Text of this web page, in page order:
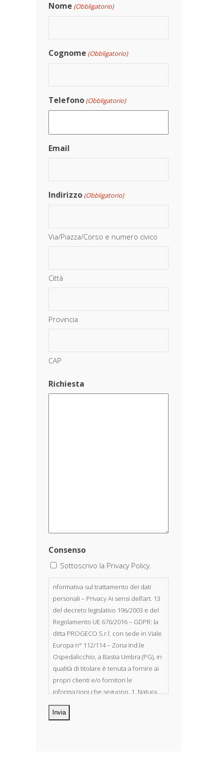
Nome (Obbligatorio)
Cognome (Obbligatorio)
Telefono (Obbligatorio)
Email
Indirizzo (Obbligatorio)
Via/Piazza/Corso e numero civico
Città
Provincia
CAP
Richiesta
Consenso
Sottoscrivo la Privacy Policy.
nformativa sul trattamento dei dati
personali – Privacy Ai sensi dell’art. 13
del decreto legislativo 196/2003 e del
Regolamento UE 676/2016 – GDPR: la
ditta PROGECO S.r.l. con sede in Viale
Europa n° 112/114 – Zona Ind.le
Ospedalicchio, a Bastia Umbra (PG), in
qualità di titolare è tenuta a fornire ai
propri clienti e/o fornitori le
informazioni che seguono. 1. Natura
dei dati personali Costituiscono
oggetto di trattamento i Suoi dati